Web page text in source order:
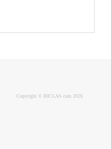
Copyright © BICLAS.com 2026